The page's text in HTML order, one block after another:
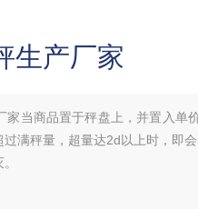
生产厂家
家当商品置于秤盘上，并置入单
满秤量，超量达2d以上时，即